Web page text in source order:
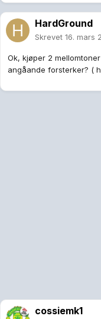
HardGround
Skrevet 16. mars
Ok, kjøper 2
angåande forsterker? (
cossiemk1